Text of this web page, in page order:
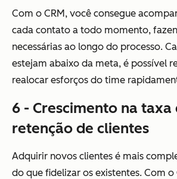
Com o CRM, você consegue
cada contato a todo momento,
necessárias ao longo do processo.
estejam abaixo da meta, é possível
realocar esforços do time
6 - Crescimento na taxa
retenção de clientes
Adquirir novos clientes é mais
do que fidelizar os existentes. Com o